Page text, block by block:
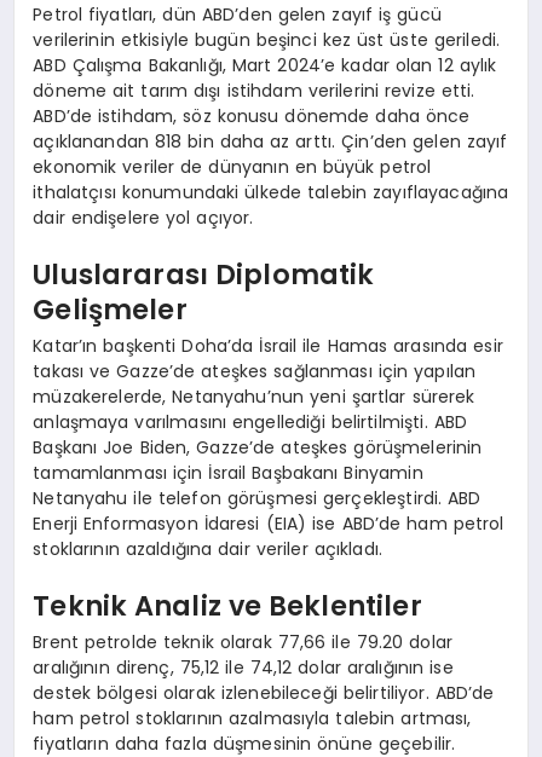
Petrol fiyatları, dün ABD’den gelen zayıf iş gücü
verilerinin etkisiyle bugün beşinci kez üst üste geriledi.
ABD Çalışma Bakanlığı, Mart 2024’e kadar olan 12 aylık
döneme ait tarım dışı istihdam verilerini revize etti.
ABD’de istihdam, söz konusu dönemde daha önce
açıklanandan 818 bin daha az arttı. Çin’den gelen zayıf
ekonomik veriler de dünyanın en büyük petrol
ithalatçısı konumundaki ülkede talebin zayıflayacağına
dair endişelere yol açıyor.
Uluslararası Diplomatik
Gelişmeler
Katar’ın başkenti Doha’da İsrail ile Hamas arasında esir
takası ve Gazze’de ateşkes sağlanması için yapılan
müzakerelerde, Netanyahu’nun yeni şartlar sürerek
anlaşmaya varılmasını engellediği belirtilmişti. ABD
Başkanı Joe Biden, Gazze’de ateşkes görüşmelerinin
tamamlanması için İsrail Başbakanı Binyamin
Netanyahu ile telefon görüşmesi gerçekleştirdi. ABD
Enerji Enformasyon İdaresi (EIA) ise ABD’de ham petrol
stoklarının azaldığına dair veriler açıkladı.
Teknik Analiz ve Beklentiler
Brent petrolde teknik olarak 77,66 ile 79.20 dolar
aralığının direnç, 75,12 ile 74,12 dolar aralığının ise
destek bölgesi olarak izlenebileceği belirtiliyor. ABD’de
ham petrol stoklarının azalmasıyla talebin artması,
fiyatların daha fazla düşmesinin önüne geçebilir.